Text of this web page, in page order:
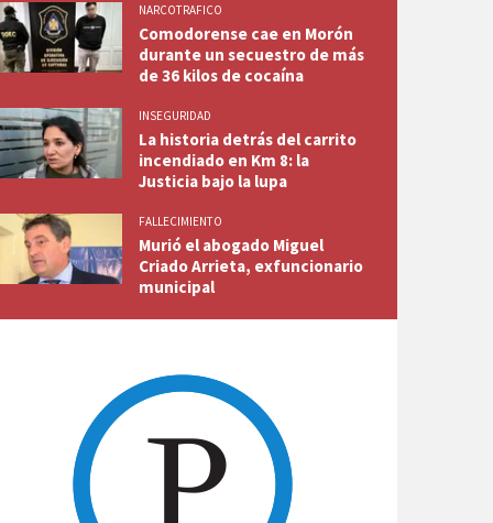
NARCOTRAFICO
Comodorense cae en Morón
durante un secuestro de más
de 36 kilos de cocaína
INSEGURIDAD
La historia detrás del carrito
incendiado en Km 8: la
Justicia bajo la lupa
FALLECIMIENTO
Murió el abogado Miguel
Criado Arrieta, exfuncionario
municipal